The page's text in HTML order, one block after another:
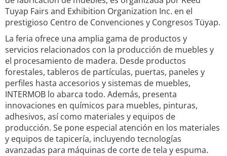
Tuyap Fairs and Exhibition Organization Inc. en el
prestigioso Centro de Convenciones y Congresos Tüyap.
La feria ofrece una amplia gama de productos y
servicios relacionados con la producción de muebles y
el procesamiento de madera. Desde productos
forestales, tableros de partículas, puertas, paneles y
perfiles hasta accesorios y sistemas de muebles,
INTERMOB lo abarca todo. Además, presenta
innovaciones en químicos para muebles, pinturas,
adhesivos, así como materiales y equipos de
producción. Se pone especial atención en los materiales
y equipos de tapicería, incluyendo tecnologías
avanzadas para máquinas de corte de tela y espuma.